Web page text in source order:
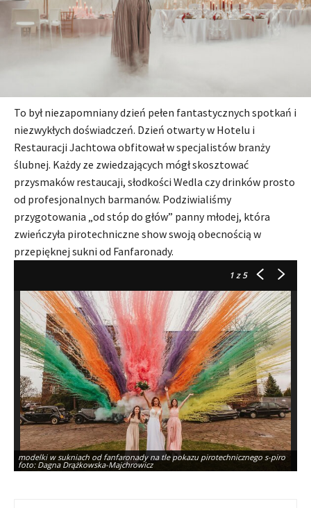
To był niezapomniany dzień pełen fantastycznych spotkań i
niezwykłych doświadczeń. Dzień otwarty w Hotelu i
Restauracji Jachtowa obfitował w specjalistów branży
ślubnej. Każdy ze zwiedzających mógł skosztować
przysmaków restaucaji, słodkości Wedla czy drinków prosto
od profesjonalnych barmanów. Podziwialiśmy
przygotowania „od stóp do głów” panny młodej, która
zwieńczyła pirotechniczne show swoją obecnością w
przepięknej sukni od Fanfaronady.
1z 5
modelki w sukniach od fanfaronady na tle pokazu pirotechnicznego s-piro
foto: Dagna Drążkowska-Majchrowicz